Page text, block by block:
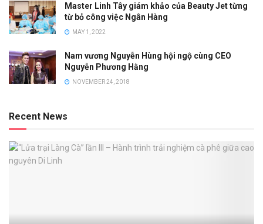
Master Linh Tây giám khảo của Beauty Jet từng
từ bỏ công việc Ngân Hàng
MAY 1, 2022
Nam vương Nguyễn Hùng hội ngộ cùng CEO
Nguyễn Phương Hằng
NOVEMBER 24, 2018
Recent News